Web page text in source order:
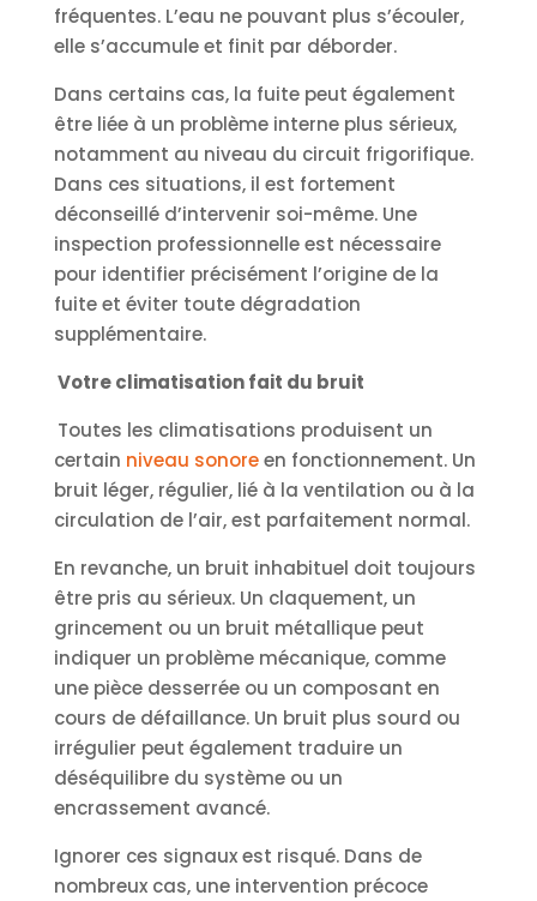
fréquentes. L’eau ne pouvant plus s’écouler,
elle s’accumule et finit par déborder.
Dans certains cas, la fuite peut également
être liée à un problème interne plus sérieux,
notamment au niveau du circuit frigorifique.
Dans ces situations, il est fortement
déconseillé d’intervenir soi-même. Une
inspection professionnelle est nécessaire
pour identifier précisément l’origine de la
fuite et éviter toute dégradation
supplémentaire.
Votre climatisation fait du bruit
Toutes les climatisations produisent un
certain niveau sonoreen fonctionnement. Un
bruit léger, régulier, lié à la ventilation ou à la
circulation de l’air, est parfaitement normal.
En revanche, un bruit inhabituel doit toujours
être pris au sérieux. Un claquement, un
grincement ou un bruit métallique peut
indiquer un problème mécanique, comme
une pièce desserrée ou un composant en
cours de défaillance. Un bruit plus sourd ou
irrégulier peut également traduire un
déséquilibre du système ou un
encrassement avancé.
Ignorer ces signaux est risqué. Dans de
nombreux cas, une intervention précoce